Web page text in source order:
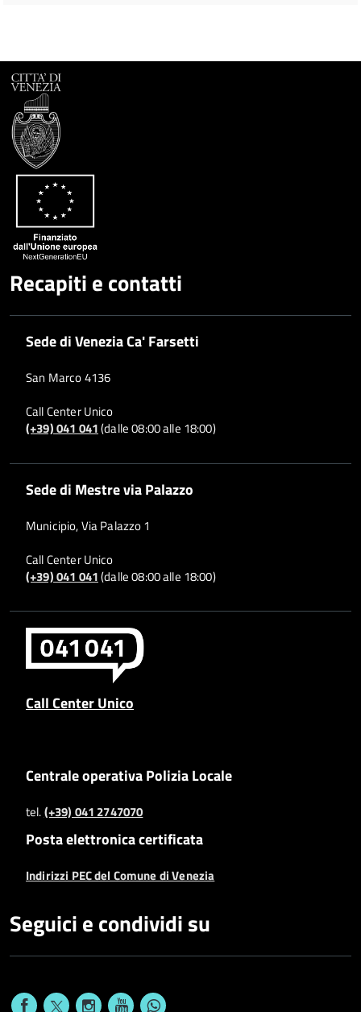
Recapiti e contatti
Sede di Venezia Ca' Farsetti
San Marco 4136
Call Center Unico
(+39) 041 041(dalle 08:00 alle 18:00)
Sede di Mestre via Palazzo
Municipio, Via Palazzo 1
Call Center Unico
(+39) 041 041(dalle 08:00 alle 18:00)
Call Center Unico
Centrale operativa Polizia Locale
tel.(+39) 041 2747070
Posta elettronica certificata
Indirizzi PEC del Comune di Venezia
Seguici e condividi su